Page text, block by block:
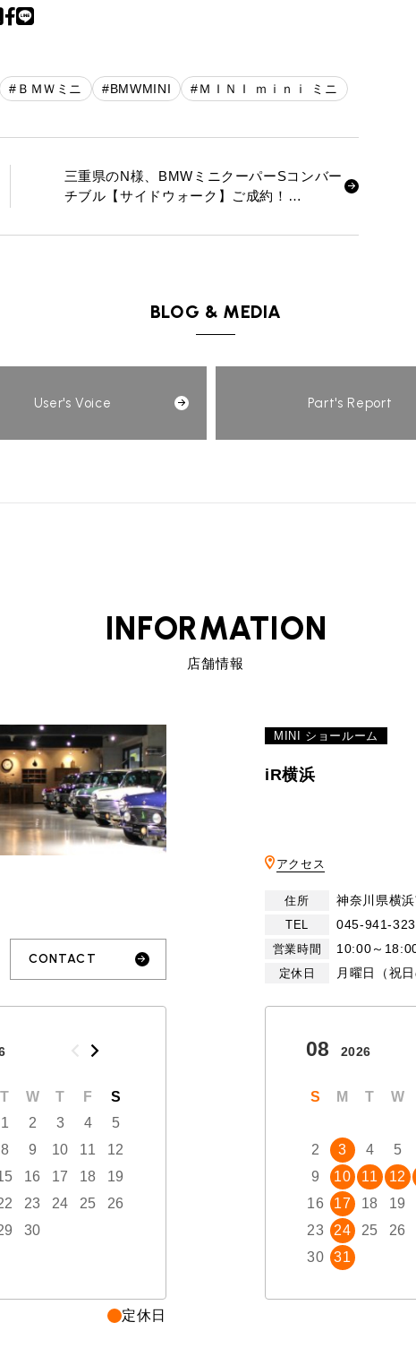
#ＢＭＷミニ #BMWMINI #ＭＩＮＩ ｍｉｎｉ ミニ
三重県のN様、BMWミニクーパーSコンバー
チブル【サイドウォーク】ご成約！
BLOG & MEDIA
User's Voice Part's Report
INFORMATION
店舗情報
CONTACT
T W T F
S
1
2 3 4
5
8 9 10 11
12
16 17 18
19
23 24 25
26
30
9
10
16
17
22 23
24
29 30 31
定休日
MINI ショールーム
iR横浜
アクセス
住所 神奈川県横
TEL 045-941-
営業時間 10:00～
定休日 月曜日（祝
08 2026
S M T W
2
3 4 5
9
10 11 12
16
17 18 19
23
24 25 26
30
31